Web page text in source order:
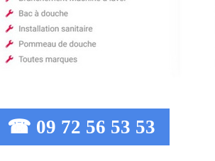
☎ 09 72 56 53 53